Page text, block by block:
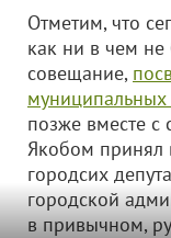
Отметим, что
как ни в чем
совещание,
муниципальных
позже вместе
Якобом принял
городсих
городской
в привычном,